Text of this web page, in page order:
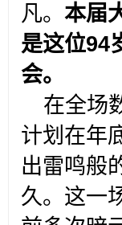
凡。 本届
是这位94
会。
在全场
计划在年
出雷鸣般
久。这一